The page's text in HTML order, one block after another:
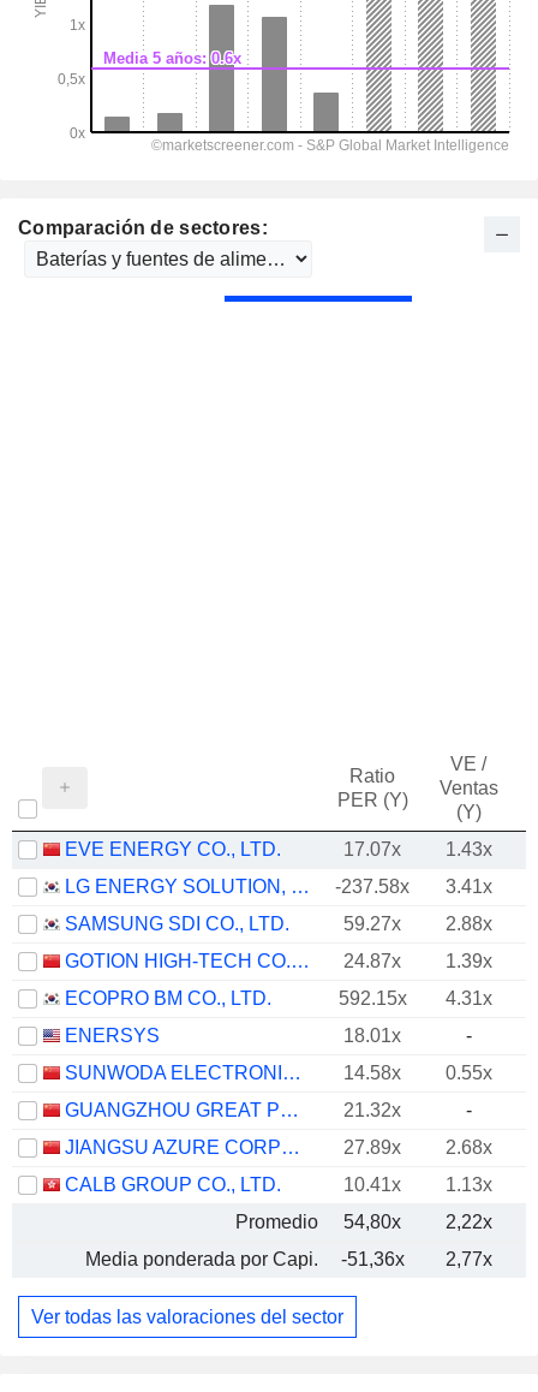
Comparación de sectores:
Ratio
PER (Y)
VE /
Ventas
(Y)
EVE ENERGY CO., LTD. 17.07x 1.43x
LG ENERGY SOLUTION, LTD.
-237.58x 3.41x
SAMSUNG SDI CO., LTD.
59.27x 2.88x
GOTION HIGH-TECH CO.,LTD.
24.87x 1.39x
ECOPRO BM CO., LTD.
592.15x 4.31x
ENERSYS
18.01x
-
SUNWODA ELECTRONIC CO.,LTD
14.58x
0.55x
GUANGZHOU GREAT POWER ENERGY AND TECHNOLOGY CO., LTD
21.32x
-
JIANGSU AZURE CORPORATION
27.89x 2.68x
CALB GROUP CO., LTD.
10.41x
1.13x
Promedio
54,80x 2,22x
Media ponderada por Capi.
-51,36x 2,77x
Ver todas las valoraciones del sector